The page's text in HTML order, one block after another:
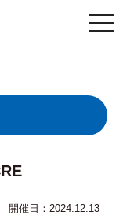
開催日：2024.12.13